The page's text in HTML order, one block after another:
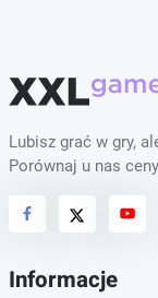
Lubisz grać w gry,
Porównaj u nas
Informacje